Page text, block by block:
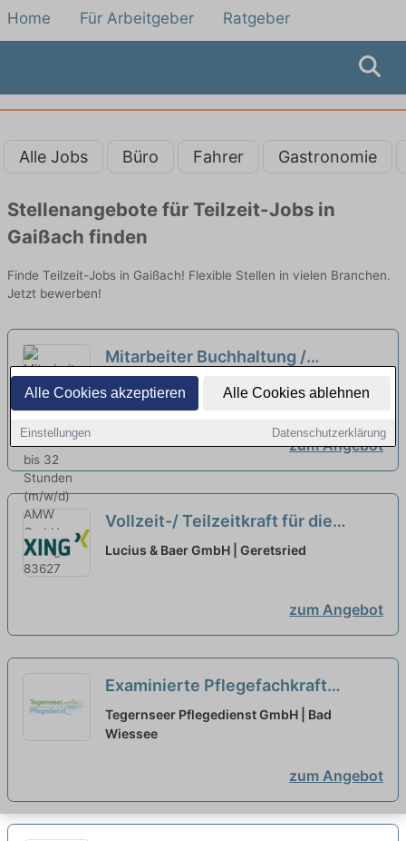
Alle Cookies akzeptieren Alle Cookies ablehnen
Einstellungen Datenschutzerklärung
Home Für Arbeitgeber Ratgeber
Alle Jobs Büro Fahrer Gastronomie
Stellenangebote für Teilzeit-Jobs in
Gaißach finden
Finde Teilzeit-Jobs in Gaißach! Flexible Stellen in vielen Branchen.
Jetzt bewerben!
Mitarbeiter Buchhaltung /
Buchhalter – Teilzeit bis 32
Stunden (m/w/d)
AMW GmbH | Warngau
zum Angebot
Vollzeit-/ Teilzeitkraft für die
Abteilung Einkauf (m/w/d)
Lucius & Baer GmbH | Geretsried
zum Angebot
Examinierte Pflegefachkraft
(m/w/d) in Vollzeit oder Teilzeit –
Pflegen, begleiten, beraten!
Tegernseer Pflegedienst GmbH | Bad
Wiessee
zum Angebot